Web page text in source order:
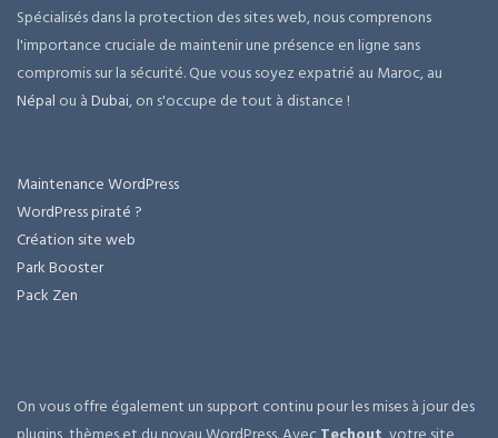
Spécialisés dans la protection des sites web, nous comprenons
l'importance cruciale de maintenir une présence en ligne sans
compromis sur la sécurité. Que vous soyez expatrié au Maroc, au
Népal ou àDubai, on s'occupe de tout à distance !
Maintenance WordPress
WordPress piraté ?
Création site web
Park Booster
Pack Zen
On vous offre également un support continu pour les mises à jour des